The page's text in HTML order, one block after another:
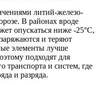
литий-железо-
В районах вроде
опускаться ниже -25°C,
и теряют
элементы лучше
подходят для
транспорта и систем, где
и разряда.